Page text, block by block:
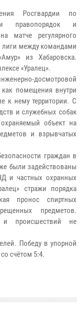
Росгвардии по
правопорядок и
матче регулярного
лиги между командами
из Хабаровска.
«Уралец».
досмотровой
помещения внутри
к нему территории. С
и служебных собак
объект на
и взрывчатых
граждан в
были задействованы
и частных охранных
стражи порядка
пронос спиртных
предметов.
и происшествий не
Победу в упорной
счётом 5:4.